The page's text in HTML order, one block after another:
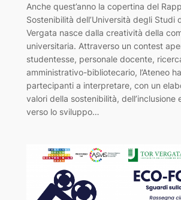
Anche quest’anno la copertina del
Sostenibilità dell’Università degli Studi
Vergata nasce dalla creatività della
universitaria. Attraverso un contest
studentesse, personale docente,
amministrativo-bibliotecario, l’Ateneo
partecipanti a interpretare, con un
valori della sostenibilità, dell’inclusione
verso lo sviluppo…